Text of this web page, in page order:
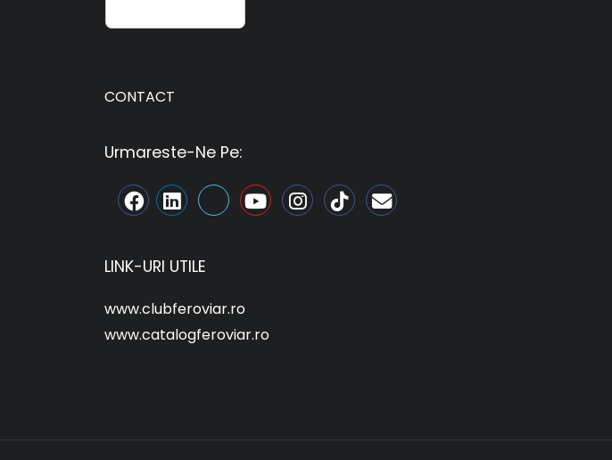
CONTACT
Urmareste-Ne Pe:
LINK-URI UTILE
www.clubferoviar.ro
www.catalogferoviar.ro